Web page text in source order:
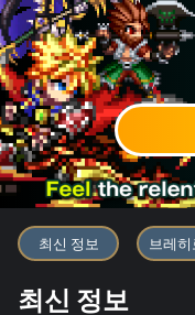
블록체인 게
최신 정보 브레히
최신 정보